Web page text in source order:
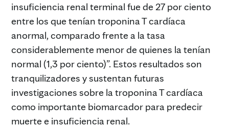
insuficiencia renal terminal fue de 27 por ciento
entre los que tenían troponina T cardíaca
anormal, comparado frente a la tasa
considerablemente menor de quienes la tenían
normal (1,3 por ciento)”. Estos resultados son
tranquilizadores y sustentan futuras
investigaciones sobre la troponina T cardíaca
como importante biomarcador para predecir
muerte e insuficiencia renal.